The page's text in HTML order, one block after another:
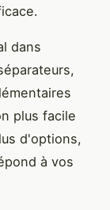
dans
plus facile
d'options,
à vos